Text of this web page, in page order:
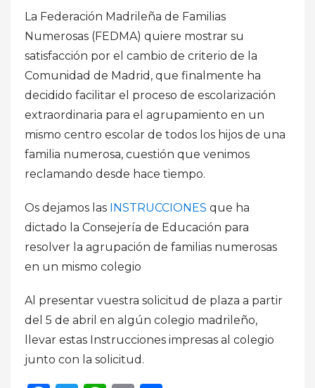
La Federación Madrileña de Familias
Numerosas (FEDMA) quiere mostrar su
satisfacción por el cambio de criterio de la
Comunidad de Madrid, que finalmente ha
decidido facilitar el proceso de escolarización
extraordinaria para el agrupamiento en un
mismo centro escolar de todos los hijos de una
familia numerosa, cuestión que venimos
reclamando desde hace tiempo.
Os dejamos las INSTRUCCIONES que ha
dictado la Consejería de Educación para
resolver la agrupación de familias numerosas
en un mismo colegio
Al presentar vuestra solicitud de plaza a partir
del 5 de abril en algún colegio madrileño,
llevar estas Instrucciones impresas al colegio
junto con la solicitud.